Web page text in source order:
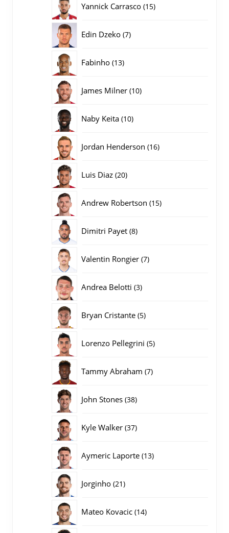
Yannick Carrasco 1515
Edin Dzeko 77
Fabinho 1313
James Milner 1010
Naby Keita 1010
Jordan Henderson 1616
Luis Diaz 2020
Andrew Robertson 1515
Dimitri Payet 88
Valentin Rongier 77
Andrea Belotti 33
Bryan Cristante 55
Lorenzo Pellegrini 55
Tammy Abraham 77
John Stones 3838
Kyle Walker 3737
Aymeric Laporte 1313
Jorginho 2121
Mateo Kovacic 1414